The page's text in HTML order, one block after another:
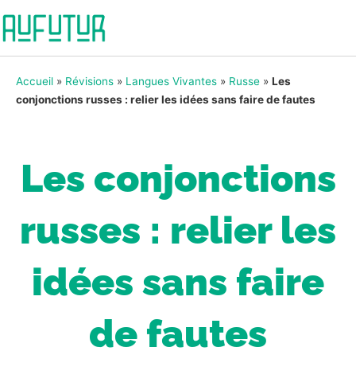
Accueil » Révisions » Langues Vivantes » Russe » Les
conjonctions russes : relier les idées sans faire de fautes
Les conjonctions
russes : relier les
idées sans faire
de fautes